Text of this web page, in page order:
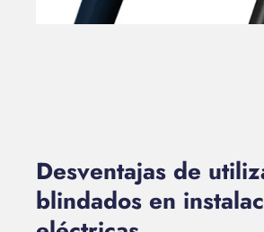
Desventajas de
blindados en